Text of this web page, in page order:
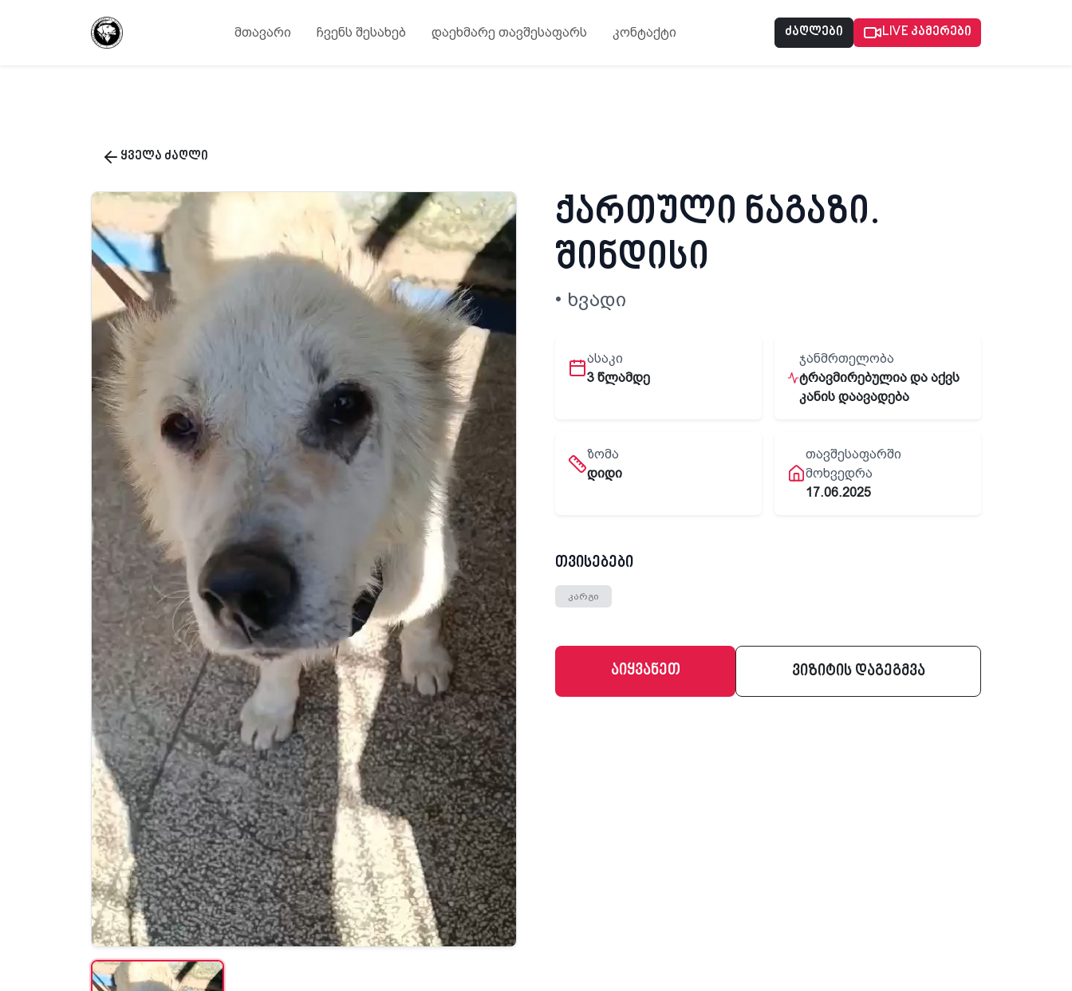
მთავარი ჩვენს შესახებ დაეხმარე თავშესაფარს კონტაქტი ძაღლები LIVE კამერები
ყველა ძაღლი
ქართული ნაგაზი.
შინდისი
• ხვადი
ᲐᲡᲐᲙᲘ
3 წლამდე
ᲯᲐᲜᲛᲠᲗᲔᲚᲝᲑᲐ
ტრავმირებულია და აქვს
კანის დაავადება
ᲖᲝᲛᲐ
დიდი
ᲗᲐᲕᲨᲔᲡᲐᲤᲐᲠᲨᲘ
ᲛᲝᲮᲕᲔᲓᲠᲐ
17.06.2025
თვისებები
კარგი
აიყვანეთ ვიზიტის დაგეგმვა